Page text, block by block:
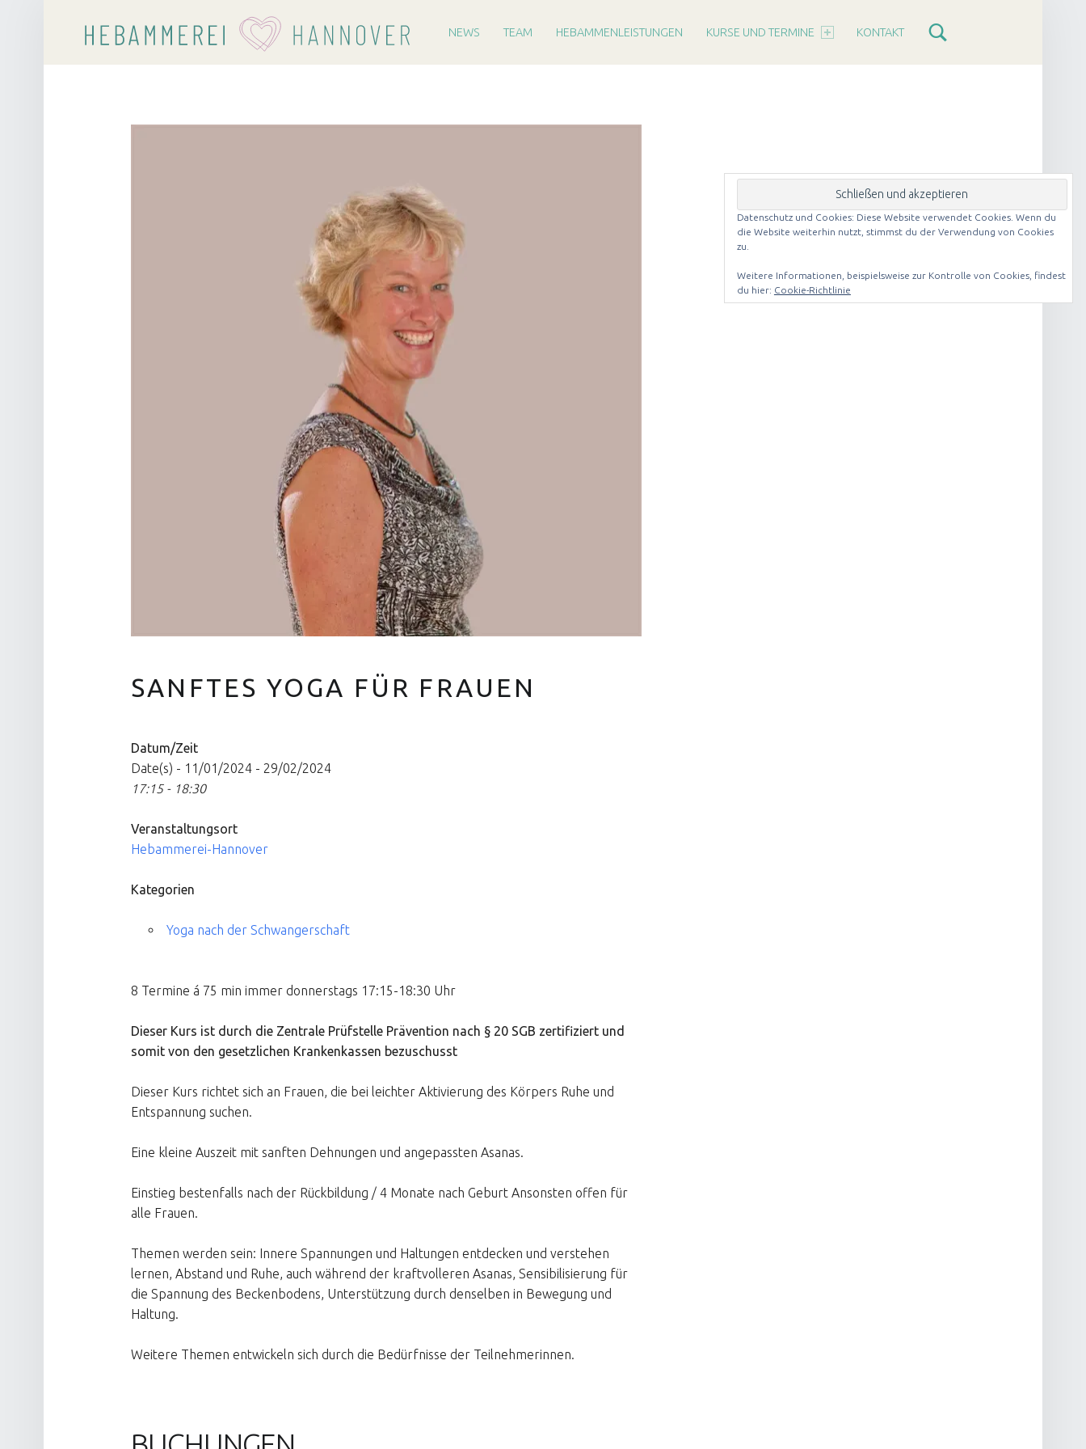
M
E
I
H
A
N
N
O
V
R
Euer Hebammen Team für Linden und ganz Hannover
NEWS TEAM HEBAMMENLEISTUNGEN KURSE UND TERMINE KONTAKT
SANFTES YOGA FÜR FRAUEN
Datum/Zeit
Date(s) - 11/01/2024 - 29/02/2024
17:15 - 18:30
Veranstaltungsort
Hebammerei-Hannover
Kategorien
Yoga nach der Schwangerschaft
8 Termine á 75 min immer donnerstags 17:15-18:30 Uhr
Dieser Kurs ist durch die Zentrale Prüfstelle Prävention nach § 20 SGB zertifiziert und
somit von den gesetzlichen Krankenkassen bezuschusst
Dieser Kurs richtet sich an Frauen, die bei leichter Aktivierung des Körpers Ruhe und
Entspannung suchen.
Eine kleine Auszeit mit sanften Dehnungen und angepassten Asanas.
Einstieg bestenfalls nach der Rückbildung / 4 Monate nach Geburt Ansonsten offen für
alle Frauen.
Themen werden sein: Innere Spannungen und Haltungen entdecken und verstehen
lernen, Abstand und Ruhe, auch während der kraftvolleren Asanas, Sensibilisierung für
die Spannung des Beckenbodens, Unterstützung durch denselben in Bewegung und
Haltung.
Weitere Themen entwickeln sich durch die Bedürfnisse der Teilnehmerinnen.
Datenschutz und Cookies: Diese Website verwendet Cookies. Wenn du
die Website weiterhin nutzt, stimmst du der Verwendung von Cookies
zu.
Weitere Informationen, beispielsweise zur Kontrolle von Cookies, findest
du hier: Cookie-Richtlinie